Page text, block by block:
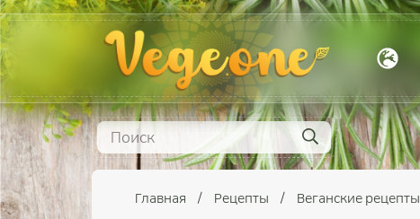
Главная Рецепты Веганские рецепты